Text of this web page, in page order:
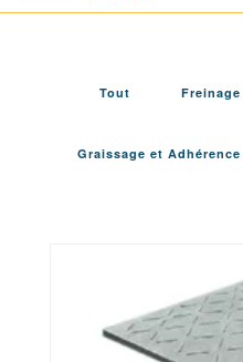
Tout Freinage
Graissage et Adhérence